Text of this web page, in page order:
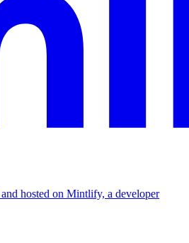
hosted on Mintlify, a developer